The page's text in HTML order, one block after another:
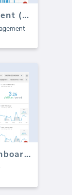
Facebook Ads Engagement (Bericht)
-
Facebook Ads PPC Dashboard - Ad Ausgaben